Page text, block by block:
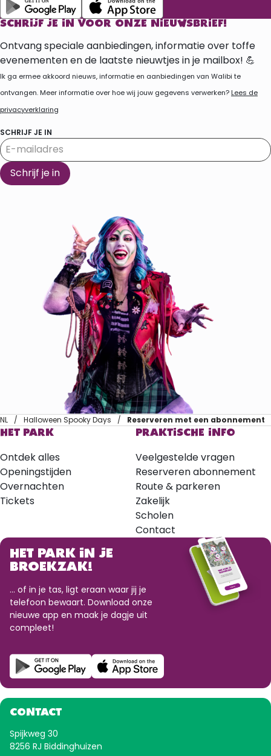
SCHRIJF JE IN VOOR ONZE NIEUWSBRIEF!
Ontvang speciale aanbiedingen, informatie over toffe
evenementen en de laatste nieuwtjes in je mailbox! 💪
Ik ga ermee akkoord nieuws, informatie en aanbiedingen van Walibi te
ontvangen. Meer informatie over hoe wij jouw gegevens verwerken?Lees de
privacyverklaring
SCHRIJF JE IN
Schrijf je in
NL Halloween Spooky Days
Reserveren met een abonnement
HET PARK
Ontdek alles
Openingstijden
Overnachten
Tickets
PRAKTISCHE INFO
Veelgestelde vragen
Reserveren abonnement
Route & parkeren
Zakelijk
Scholen
Contact
HET PARK IN JE
BROEKZAK!
... of in je tas, ligt eraan waar jij je
telefoon bewaart. Download onze
nieuwe app en maak je dagje uit
compleet!
CONTACT
Spijkweg 30
8256 RJ Biddinghuizen